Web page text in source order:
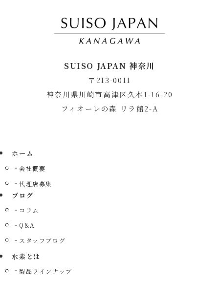
SUISO JAPAN 神奈川
〒213-0011
神奈川県川崎市高津区久本1-16-20
フィオーレの森 リラ館2-A
ホーム
会社概要
代理店募集
ブログ
コラム
Q&A
スタッフブログ
水素とは
製品ラインナップ